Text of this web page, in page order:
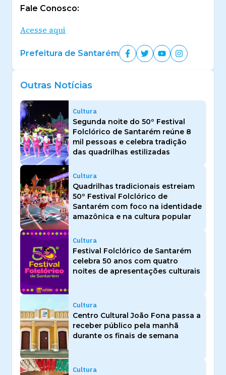
Fale Conosco:
Acesse aqui
Prefeitura de Santarém
Outras Notícias
Cultura
Segunda noite do 50º Festival
Folclórico de Santarém reúne 8
mil pessoas e celebra tradição
das quadrilhas estilizadas
Cultura
Quadrilhas tradicionais estreiam
50º Festival Folclórico de
Santarém com foco na identidade
amazônica e na cultura popular
Cultura
Festival Folclórico de Santarém
celebra 50 anos com quatro
noites de apresentações culturais
Cultura
Centro Cultural João Fona passa a
receber público pela manhã
durante os finais de semana
Cultura